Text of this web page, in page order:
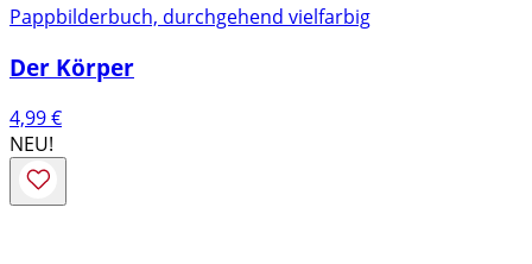
Pappbilderbuch, durchgehend vielfarbig
Der Körper
4,99€
NEU!